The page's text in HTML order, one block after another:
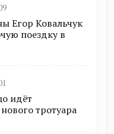
Егор Ковальчук
поездку в
идёт
тротуара